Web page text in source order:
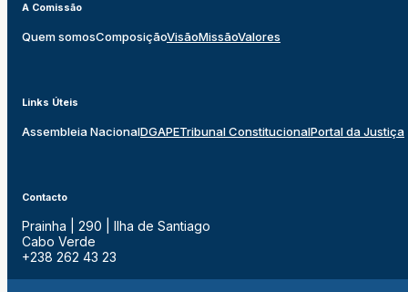
A Comissão
Quem somosComposiçãoVisãoMissãoValores
Links Úteis
Assembleia NacionalDGAPETribunal ConstitucionalPortal da Justiça
Contacto
Prainha | 290 | Ilha de Santiago
Cabo Verde
+238 262 43 23